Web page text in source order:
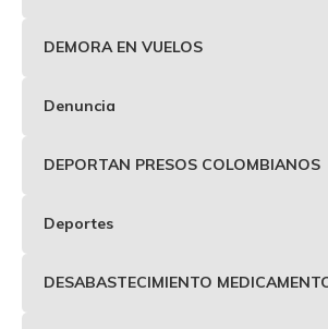
DEMORA EN VUELOS
Denuncia
DEPORTAN PRESOS COLOMBIANOS
Deportes
DESABASTECIMIENTO